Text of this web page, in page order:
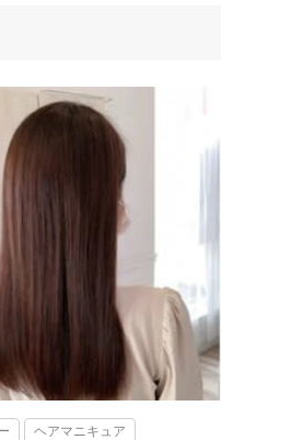
ヘアマニキュア